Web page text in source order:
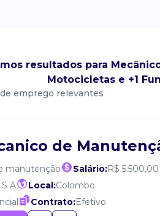
resultados para
Motocicletas e +1
emprego relevantes
de
manutenção Salário:R$
A Local:Colombo
Contrato:Efetivo